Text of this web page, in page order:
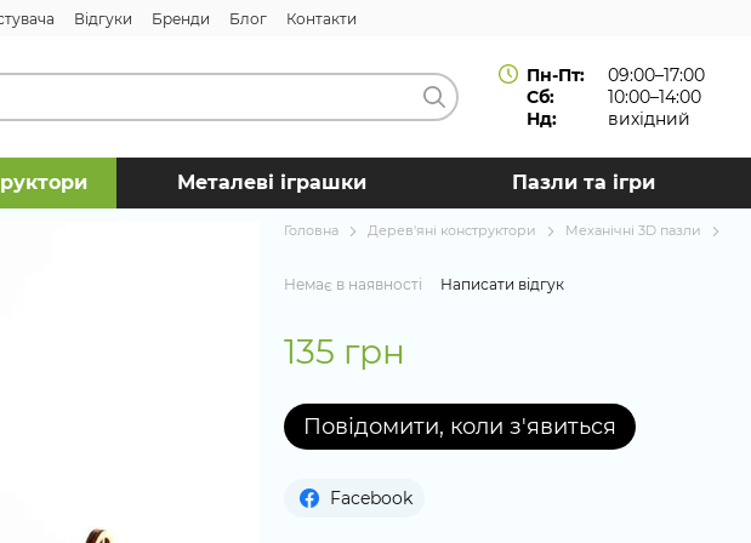
Відгуки Бренди Блог Контакти
Пн-Пт:
09:00–17:00
Сб:
10:00–14:00
Нд:
вихідний
Металеві іграшки Пазли та ігри
Головна Дерев'яні конструктори Механічні 3D пазли
Немає в наявності Написати відгук
135 грн
Повідомити, коли з'явиться
Facebook